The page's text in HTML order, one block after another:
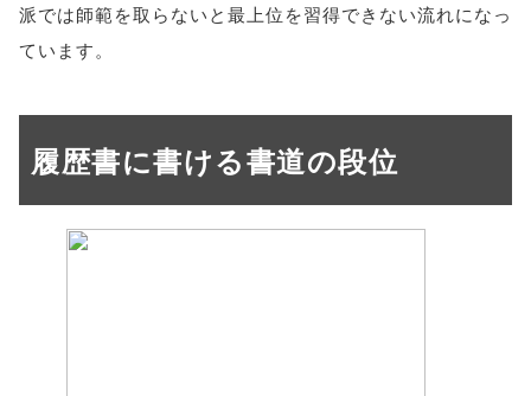
派では師範を取らないと最上位を習得できない流れになっ
ています。
履歴書に書ける書道の段位